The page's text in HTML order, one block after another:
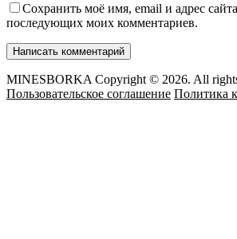
Сохранить моё имя, email и адрес
последующих моих комментариев.
MINESBORKA Copyright © 2026. All
Пользовательское соглашение Политика